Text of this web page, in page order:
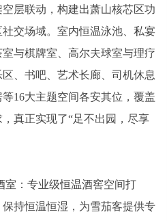
层联动，构建出萧山核芯区功
交场域。室内恒温泳池、私宴
与棋牌室、高尔夫球室与理疗
、书吧、艺术长廊、司机休息
16大主题空间各安其位，覆盖
真正实现了“足不出园，尽享
室：专业级恒温酒窖空间打
持恒温恒湿，为雪茄客提供专